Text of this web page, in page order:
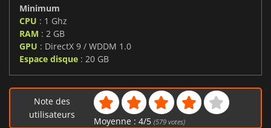
Minimum
CPU : 1 Ghz
RAM : 2 GB
GPU : DirectX 9 / WDDM 1.0
Espace disque : 20 GB
Note des
utilisateurs
Moyenne : 4/5 (579votes)